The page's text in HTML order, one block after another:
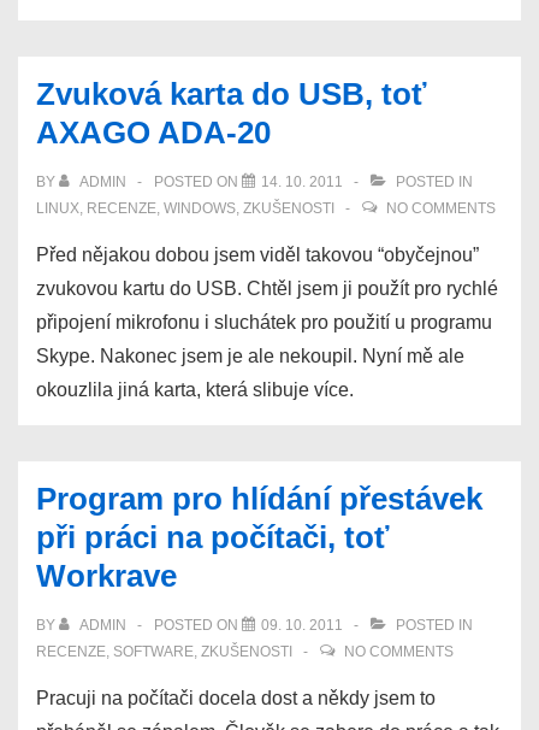
Map
do
souboru
KMZ
zpracování
Zvuková karta do USB, toť
AXAGO ADA-20
BY ADMIN POSTED ON 14. 10. 2011
POSTED IN
LINUX, RECENZE, WINDOWS, ZKUŠENOSTI NO COMMENTS
Před nějakou dobou jsem viděl takovou “obyčejnou”
zvukovou kartu do USB. Chtěl jsem ji použít pro rychlé
připojení mikrofonu i sluchátek pro použití u programu
Skype. Nakonec jsem je ale nekoupil. Nyní mě ale
okouzlila jiná karta, která slibuje více.
Program pro hlídání přestávek
při práci na počítači, toť
Workrave
BY ADMIN POSTED ON 09. 10. 2011
POSTED IN
RECENZE, SOFTWARE, ZKUŠENOSTI NO COMMENTS
Pracuji na počítači docela dost a někdy jsem to